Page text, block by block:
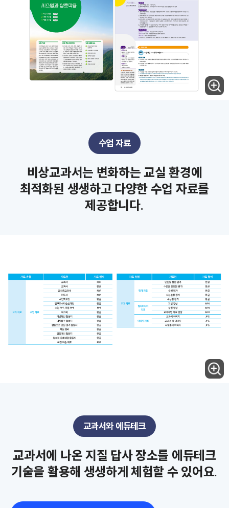
수업 자료
비상교과서는 변화하는 교실 환경에
최적화된 생생하고 다양한 수업 자료를
제공합니다.
교과서와 에듀테크
교과서에 나온 지질 답사 장소를 에듀테크
기술을 활용해 생생하게 체험할 수 있어요.